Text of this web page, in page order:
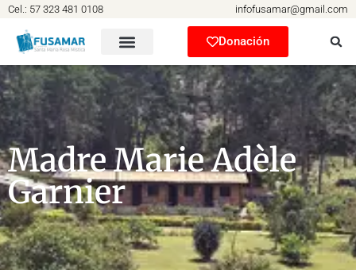
Cel.: 57 323 481 0108 infofusamar@gmail.com
Donación
Madre Marie Adèle
Garnier